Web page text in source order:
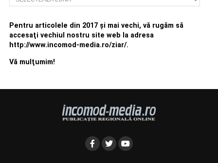
Pentru articolele din 2017 şi mai vechi, vă rugăm să
accesaţi vechiul nostru site web la adresa
http://www.incomod-media.ro/ziar/.
Vă mulţumim!